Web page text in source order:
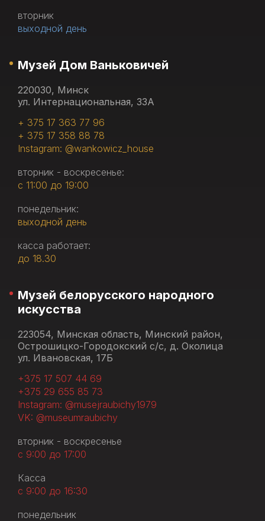
вторник
выходной день
Музей Дом Ваньковичей
220030, Минск
ул. Интернациональная, 33А
+ 375 17 363 77 96
+ 375 17 358 88 78
Instagram: @wankowicz_house
вторник - воскресенье:
с 11:00 до 19:00
понедельник:
выходной день
касса работает:
до 18.30
Музей белорусского народного
искусства
223054, Минская область, Минский район,
Острошицко-Городокский с/с, д. Околица
ул. Ивановская, 17Б
+375 17 507 44 69
+375 29 655 85 73
Instagram: @musejraubichy1979
VK: @museumraubichy
вторник - воскресенье
с 9:00 до 17:00
Касса
с 9:00 до 16:30
понедельник